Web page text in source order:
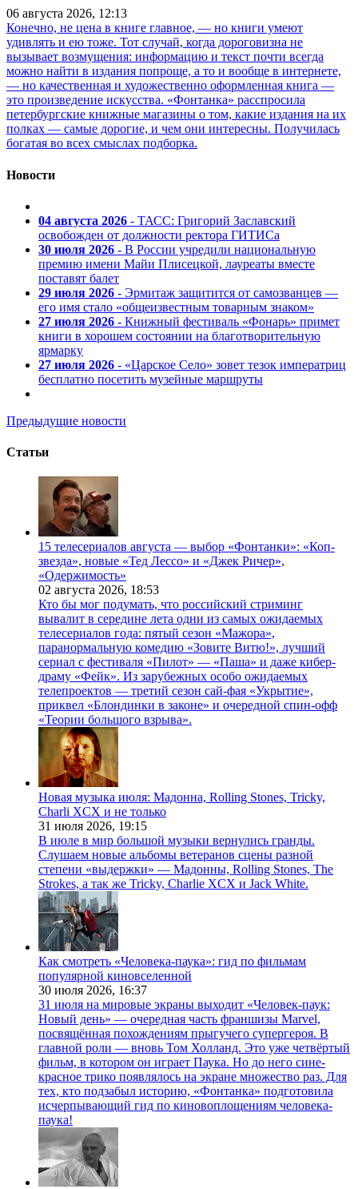
06 августа 2026, 12:13
Конечно, не цена в книге главное, — но книги умеют
удивлять и ею тоже. Тот случай, когда дороговизна не
вызывает возмущения: информацию и текст почти всегда
можно найти в издания попроще, а то и вообще в интернете,
— но качественная и художественно оформленная книга —
это произведение искусства. «Фонтанка» расспросила
петербургские книжные магазины о том, какие издания на их
полках — самые дорогие, и чем они интересны. Получилась
богатая во всех смыслах подборка.
Новости
04 августа 2026 - ТАСС: Григорий Заславский
освобожден от должности ректора ГИТИСа
30 июля 2026 - В России учредили национальную
премию имени Майи Плисецкой, лауреаты вместе
поставят балет
29 июля 2026 - Эрмитаж защитится от самозванцев —
его имя стало «общеизвестным товарным знаком»
27 июля 2026 - Книжный фестиваль «Фонарь» примет
книги в хорошем состоянии на благотворительную
ярмарку
27 июля 2026 - «Царское Село» зовет тезок императриц
бесплатно посетить музейные маршруты
Предыдущие новости
Статьи
15 телесериалов августа — выбор «Фонтанки»: «Коп-
звезда», новые «Тед Лессо» и «Джек Ричер»,
«Одержимость»
02 августа 2026, 18:53
Кто бы мог подумать, что российский стриминг
вывалит в середине лета одни из самых ожидаемых
телесериалов года: пятый сезон «Мажора»,
паранормальную комедию «Зовите Витю!», лучший
сериал с фестиваля «Пилот» — «Паша» и даже кибер-
драму «Фейк». Из зарубежных особо ожидаемых
телепроектов — третий сезон сай-фая «Укрытие»,
приквел «Блондинки в законе» и очередной спин-офф
«Теории большого взрыва».
Новая музыка июля: Мадонна, Rolling Stones, Tricky,
Charli XCX и не только
31 июля 2026, 19:15
В июле в мир большой музыки вернулись гранды.
Слушаем новые альбомы ветеранов сцены разной
степени «выдержки» — Мадонны, Rolling Stones, The
Strokes, а так же Tricky, Charlie XCX и Jack White.
Как смотреть «Человека-паука»: гид по фильмам
популярной киновселенной
30 июля 2026, 16:37
31 июля на мировые экраны выходит «Человек-паук:
Новый день» — очередная часть франшизы Marvel,
посвящённая похождениям прыгучего супергероя. В
главной роли — вновь Том Холланд. Это уже четвёртый
фильм, в котором он играет Паука. Но до него сине-
красное трико появлялось на экране множество раз. Для
тех, кто подзабыл историю, «Фонтанка» подготовила
исчерпывающий гид по киновоплощениям человека-
паука!